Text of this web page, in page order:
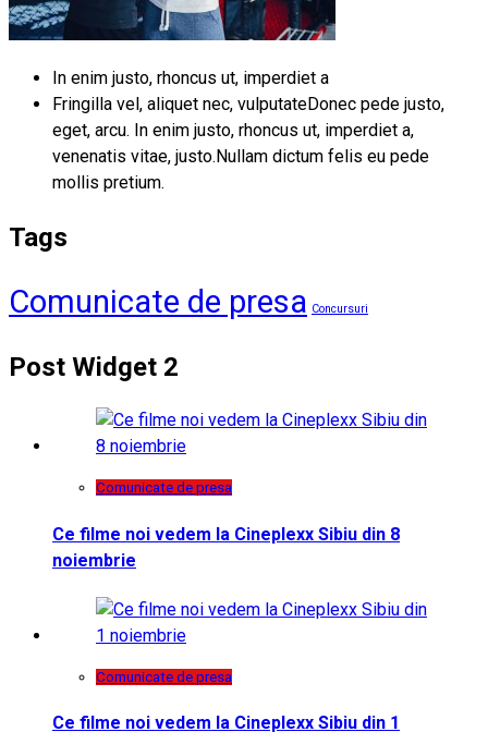
In enim justo, rhoncus ut, imperdiet a
Fringilla vel, aliquet nec, vulputateDonec pede justo,
eget, arcu. In enim justo, rhoncus ut, imperdiet a,
venenatis vitae, justo.Nullam dictum felis eu pede
mollis pretium.
Tags
Comunicate de presa Concursuri
Post Widget 2
Comunicate de presa
Ce filme noi vedem la Cineplexx Sibiu din 8
noiembrie
Comunicate de presa
Ce filme noi vedem la Cineplexx Sibiu din 1